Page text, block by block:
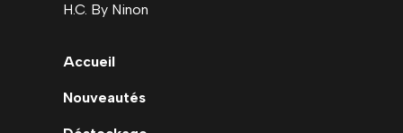
H.C. By Ninon
Accueil
Nouveautés